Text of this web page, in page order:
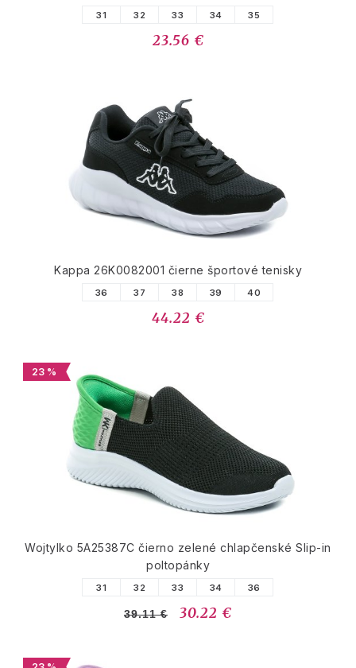
31 32 33 34 35
23.56 €
Kappa 26K0082001 čierne športové tenisky
36 37 38 39 40
44.22 €
23 %
Wojtylko 5A25387C čierno zelené chlapčenské Slip-in
poltopánky
31 32 33 34 36
39.11 € 30.22 €